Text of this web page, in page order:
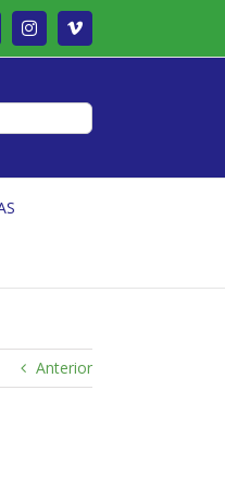
InstagramVimeo
Anterior